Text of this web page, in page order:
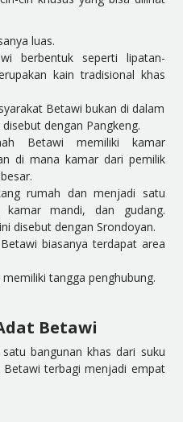
luas.
berbentuk seperti lipatan-
kain tradisional khas
Betawi bukan di dalam
dengan Pangkeng.
Betawi memiliki kamar
di mana kamar dari pemilik
rumah dan menjadi satu
kamar mandi, dan gudang.
disebut dengan Srondoyan.
biasanya terdapat area
tangga penghubung.
Betawi
bangunan khas dari suku
Betawi terbagi menjadi empat